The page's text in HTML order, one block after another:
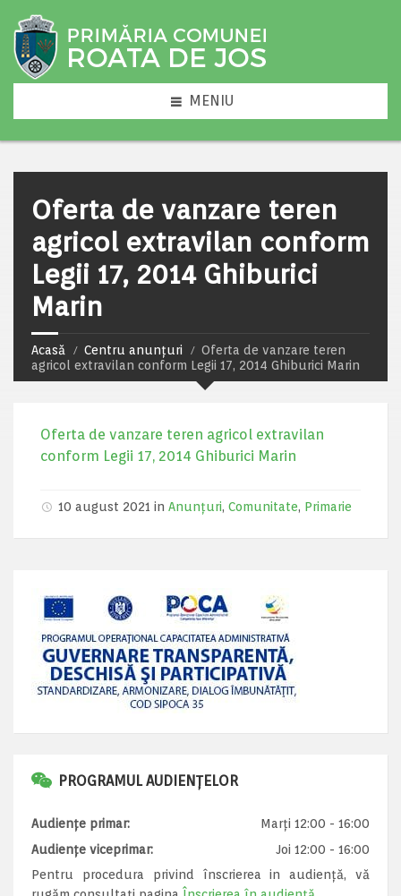
MENIU
Oferta de vanzare teren
agricol extravilan conform
Legii 17, 2014 Ghiburici
Marin
Acasă Centru anunțuri
Oferta de vanzare teren
agricol extravilan conform Legii 17, 2014 Ghiburici Marin
Oferta de vanzare teren agricol extravilan
conform Legii 17, 2014 Ghiburici Marin
10 august 2021 in Anunțuri, Comunitate, Primarie
PROGRAMUL AUDIENȚELOR
Audiențe primar:
Marți 12:00 - 16:00
Audiențe viceprimar:
Joi 12:00 - 16:00
Pentru procedura privind înscrierea in audiență, vă